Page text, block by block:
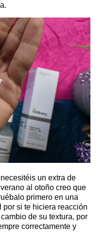
un extra de
al otoño creo que
primero en una
si te hiciera reacción
de su textura, por
correctamente y